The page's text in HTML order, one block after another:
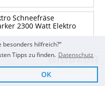
Schneefräse
2300 Watt Elektro
besonders hilfreich?“
Tipps zu finden. Datenschutz
OK